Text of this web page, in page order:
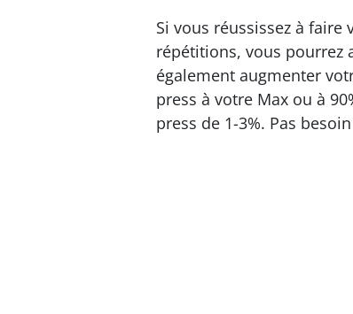
Si vous réussissez à faire
répétitions, vous pourrez
également augmenter
press à votre Max ou à
press de 1-3%. Pas